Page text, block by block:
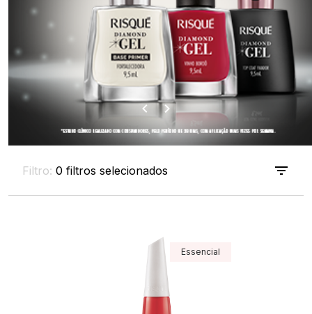
Filtro: 0 filtros selecionados
Essencial